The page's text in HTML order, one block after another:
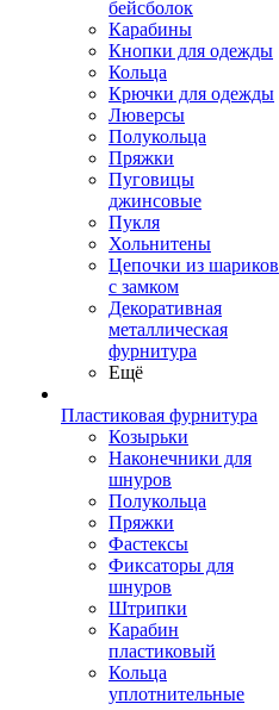
бейсболок
Карабины
Кнопки для одежды
Кольца
Крючки для одежды
Люверсы
Полукольца
Пряжки
Пуговицы
джинсовые
Пукля
Хольнитены
Цепочки из шариков
с замком
Декоративная
металлическая
фурнитура
Ещё
Пластиковая фурнитура
Козырьки
Наконечники для
шнуров
Полукольца
Пряжки
Фастексы
Фиксаторы для
шнуров
Штрипки
Карабин
пластиковый
Кольца
уплотнительные